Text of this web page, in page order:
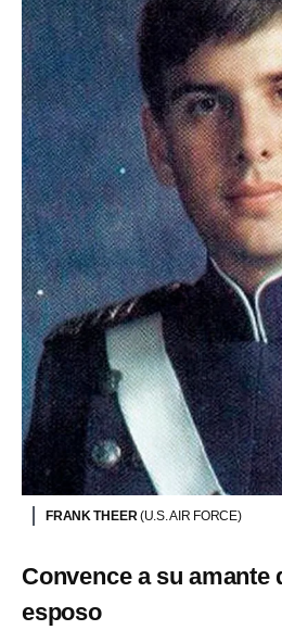
FRANK THEER(U.S. AIR FORCE)
Convence a su amante
esposo